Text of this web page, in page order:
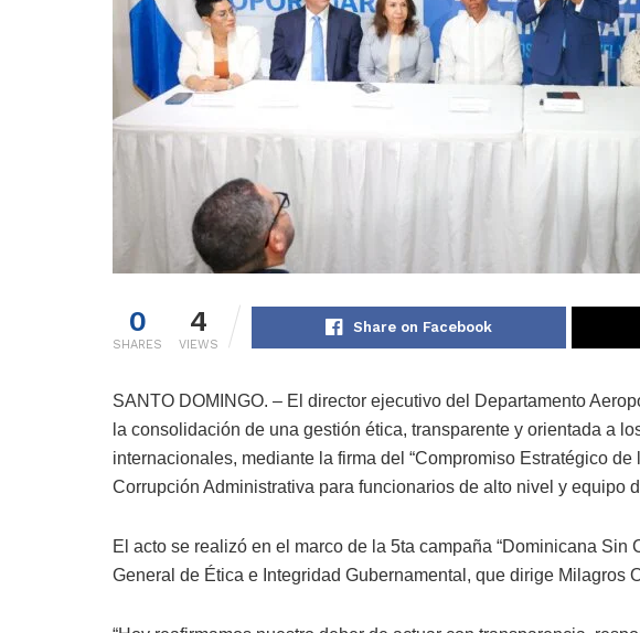
0
SHARES
4
VIEWS
Share on Facebook
SANTO DOMINGO. – El director ejecutivo del Departamento
la consolidación de una gestión ética, transparente y orientada a
internacionales, mediante la firma del “Compromiso Estratégico
Corrupción Administrativa para funcionarios de alto nivel y equipo
El acto se realizó en el marco de la 5ta campaña “Dominicana Sin
General de Ética e Integridad Gubernamental, que dirige Milagros